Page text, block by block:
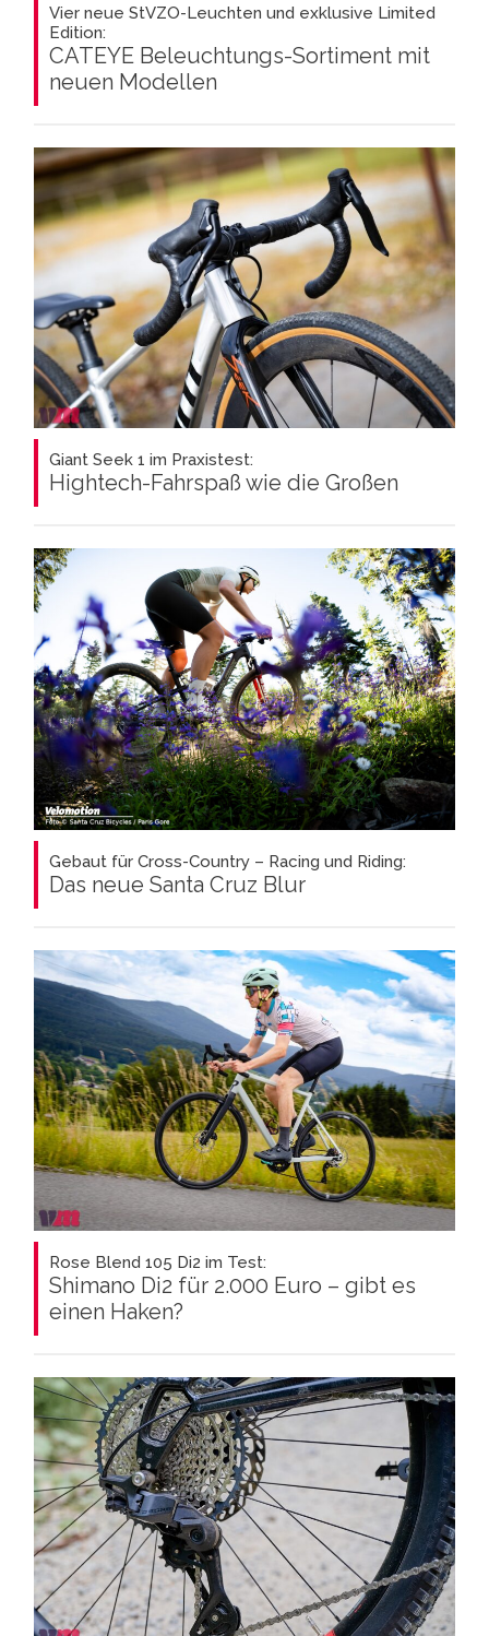
Vier neue StVZO-Leuchten und exklusive Limited
Edition:
CATEYE Beleuchtungs-Sortiment mit
neuen Modellen
Giant Seek 1 im Praxistest:
Hightech-Fahrspaß wie die Großen
Gebaut für Cross-Country – Racing und Riding:
Das neue Santa Cruz Blur
Rose Blend 105 Di2 im Test:
Shimano Di2 für 2.000 Euro – gibt es
einen Haken?